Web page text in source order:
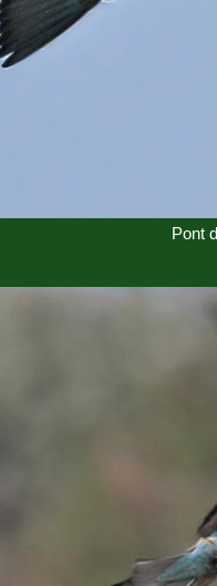
Pont